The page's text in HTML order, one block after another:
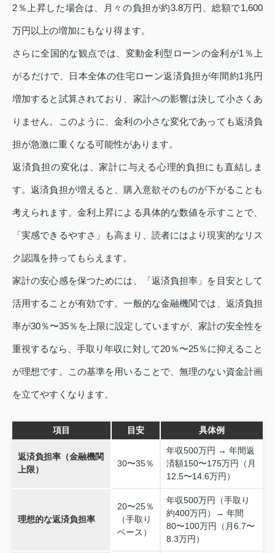
2％上昇した場合は、月々の負担が約3.8万円、総額で1,600
万円以上の増加にもなり得ます。
さらに全国的な観点では、変動金利型ローンの金利が1％上
がるだけで、日本全体の住宅ローン返済負担が年間約1兆円
増加すると試算されており、家計への影響は決して小さくあ
りません。このように、金利の小さな変化であっても返済負
担が急激に重くなる可能性があります。
返済負担の変化は、家計に与える心理的負担にも直結しま
す。返済負担が増えると、購入意欲そのものが下がることも
考えられます。金利上昇による具体的な数値を示すことで、
「実感できるやすさ」も高まり、読者にはより現実的なリス
ク認識を持ってもらえます。
家計の安心感を保つためには、「返済負担率」を目安として
活用することが有効です。一般的な金融機関では、返済負担
率が30％〜35％を上限に設定していますが、家計の安全性を
重視するなら、手取り年収に対して20％〜25％に抑えること
が理想です。この基準を用いることで、無理のない資金計画
を立てやすくなります。
項目 目安 具体例
返済負担率（金融機関
上限）
30〜35％
年収500万円 → 年間返
済額150〜175万円（月
12.5〜14.6万円）
理想的な返済負担率
20〜25％
（手取り
ベース）
年収500万円（手取り
約400万円）→ 年間
80〜100万円（月6.7〜
8.3万円）